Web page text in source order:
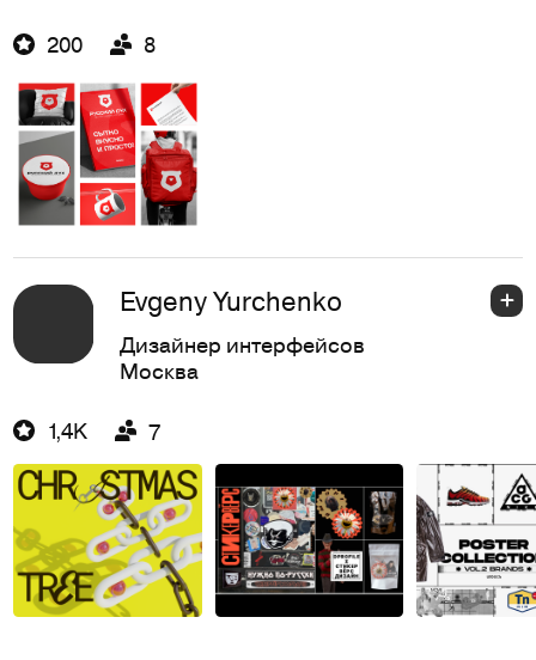
200 8
Evgeny Yurchenko
Дизайнер интерфейсов
Москва
1,4K 7